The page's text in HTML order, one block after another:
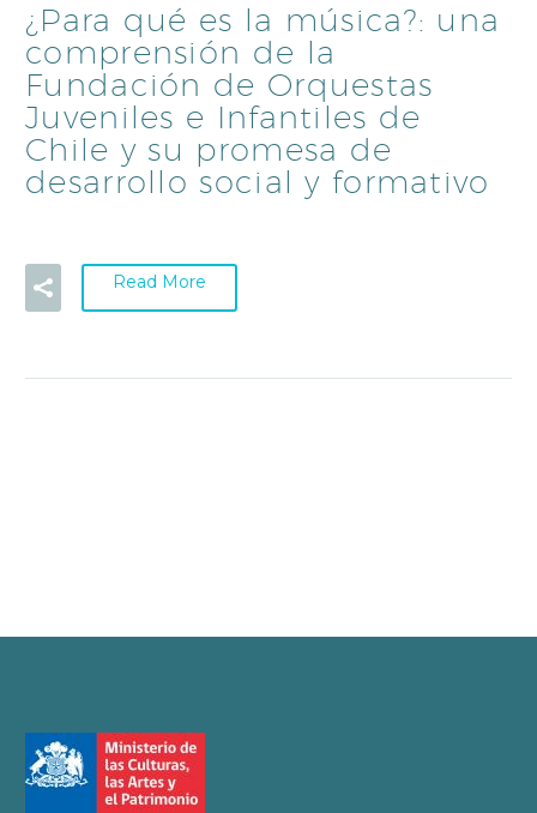
¿Para qué es la música?: una
comprensión de la
Fundación de Orquestas
Juveniles e Infantiles de
Chile y su promesa de
desarrollo social y formativo
Read More